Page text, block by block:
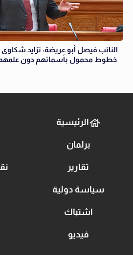
النائب فيصل أبو عريضة: تزايد
خطوط محمول بأسمائهم دون علمهم
الرئيسية
برلمان
تقارير
سياسة دولية
اشتباك
فيديو